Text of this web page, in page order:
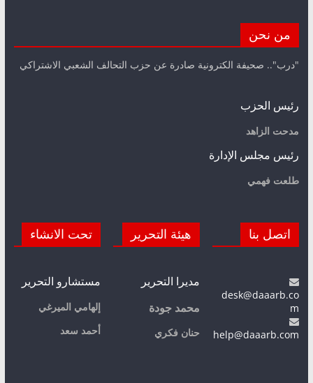
من نحن
"درب".. صحيفة الكترونية صادرة عن حزب التحالف الشعبي الاشتراكي
رئيس الحزب
مدحت الزاهد
رئيس مجلس الإدارة
طلعت فهمي
اتصل بنا
desk@daaarb.co
m
help@daaarb.com
هيئة التحرير
مديرا التحرير
محمد جودة
حنان فكري
تحت الانشاء
مستشارو التحرير
إلهامي الميرغي
أحمد سعد